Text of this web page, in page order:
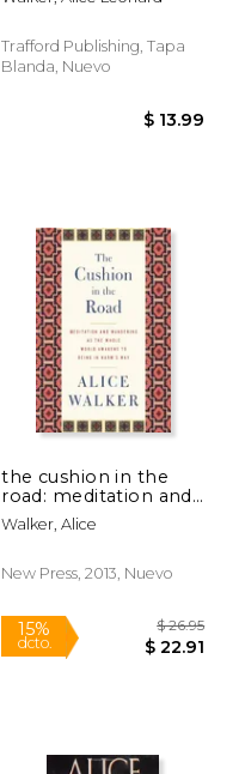
12%
dcto.
Trafford Publishing, Tapa
Blanda, Nuevo
the cushion in the
road: meditation and
wandering as the
whole world awakens
way (en Inglés)
Walker, Alice
New Press, 2013, Nuevo